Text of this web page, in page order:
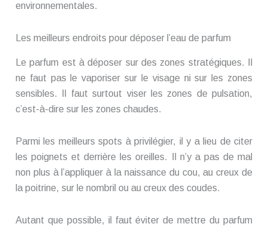
environnementales.
Les meilleurs endroits pour déposer l’eau de parfum
Le parfum est à déposer sur des zones stratégiques. Il
ne faut pas le vaporiser sur le visage ni sur les zones
sensibles. Il faut surtout viser les zones de pulsation,
c’est-à-dire sur les zones chaudes.
Parmi les meilleurs spots à privilégier, il y a lieu de citer
les poignets et derrière les oreilles. Il n’y a pas de mal
non plus à l’appliquer à la naissance du cou, au creux de
la poitrine, sur le nombril ou au creux des coudes.
Autant que possible, il faut éviter de mettre du parfum